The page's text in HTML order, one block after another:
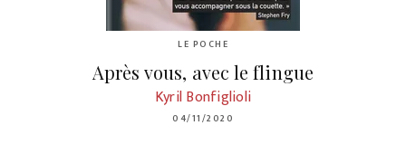
LE POCHE
Après vous, avec le flingue
Kyril Bonfiglioli
04/11/2020